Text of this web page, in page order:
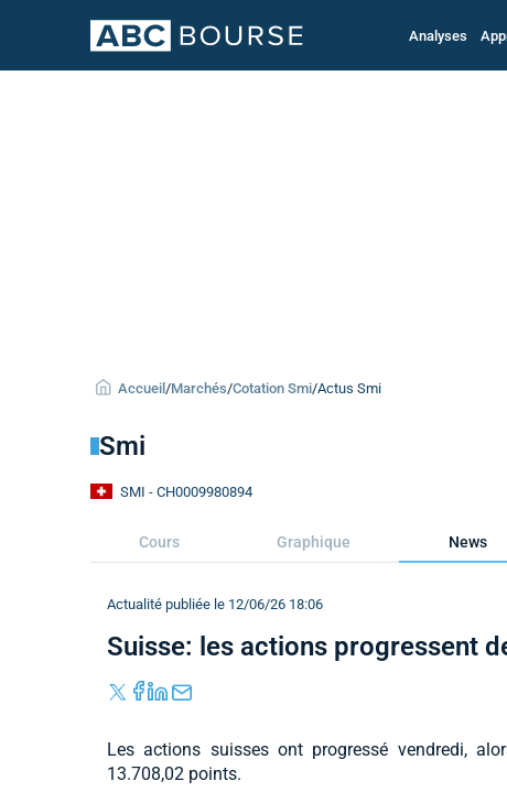
Analyses
Accueil /Marchés/Cotation Smi/Actus Smi
Smi
SMI - CH0009980894
Cours Graphique News
Actualité publiée le 12/06/26 18:06
Suisse: les actions progressent
Les actions suisses ont progressé vendredi,
13.708,02 points.